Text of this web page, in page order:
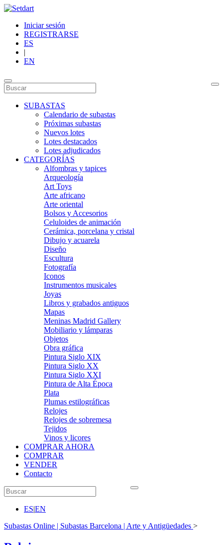
Iniciar sesión
REGISTRARSE
ES
|
EN
SUBASTAS
Calendario de subastas
Próximas subastas
Nuevos lotes
Lotes destacados
Lotes adjudicados
CATEGORÍAS
Alfombras y tapices
Arqueología
Art Toys
Arte africano
Arte oriental
Bolsos y Accesorios
Celuloides de animación
Cerámica, porcelana y cristal
Dibujo y acuarela
Diseño
Escultura
Fotografía
Iconos
Instrumentos musicales
Joyas
Libros y grabados antiguos
Mapas
Meninas Madrid Gallery
Mobiliario y lámparas
Objetos
Obra gráfica
Pintura Siglo XIX
Pintura Siglo XX
Pintura Siglo XXI
Pintura de Alta Época
Plata
Plumas estilográficas
Relojes
Relojes de sobremesa
Tejidos
Vinos y licores
COMPRAR AHORA
COMPRAR
VENDER
Contacto
ES|EN
Subastas Online | Subastas Barcelona | Arte y Antigüedades >